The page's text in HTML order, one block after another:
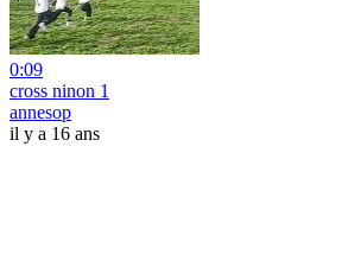
0:09
cross ninon 1
annesop
il y a 16 ans